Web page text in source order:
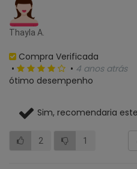
Thayla A.
Compra Verificada
•
• 4 anos atrás
ótimo desempenho
Sim, recomendaria
2 1